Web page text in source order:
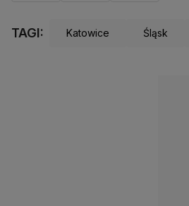
TAGI: Katowice Śląsk